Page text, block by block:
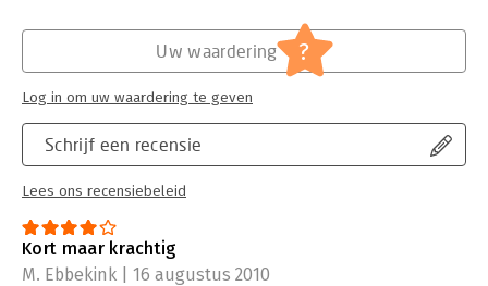
Schrijf een recensie
Lees ons recensiebeleid
Uw waardering ?
Log in om uw waardering te geven
Kort maar krachtig
M. Ebbekink | 16 augustus 2010